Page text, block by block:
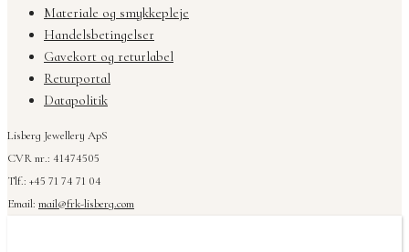
Materiale og smykkepleje
Handelsbetingelser
Gavekort og returlabel
Returportal
Datapolitik
Lisberg Jewellery ApS
CVR nr.: 41474505
Tlf.: +45 71 74 71 04
Email: mail@frk-lisberg.com